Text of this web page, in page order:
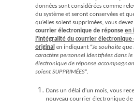
données sont considérées comme
du système et seront conservées et
qu’elles soient supprimées, vous
courrier électronique de réponse en
l’intégralité du courrier électronique
original en indiquant “Je souhaite que
caractère personnel identifiées dans le
électronique de réponse
soient SUPPRIMÉES“.
Dans un délai d’un mois, vous
nouveau courrier électronique de